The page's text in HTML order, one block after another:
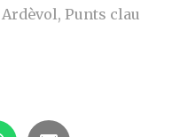
,Punts clau